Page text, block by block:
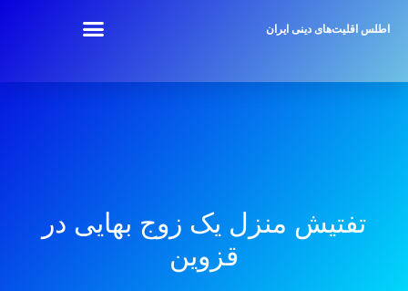
اطلس اقلیت‌های دینی ایران
تفتیش منزل یک زوج بهایی در
قزوین